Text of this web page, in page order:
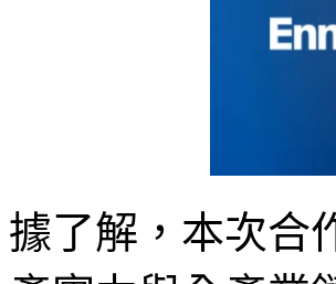
據了解，本次合